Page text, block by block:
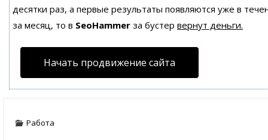
десятки раз, а первые результаты появляются уже в
за месяц, то в SeoHammer за бустер вернут деньги.
Начать продвижение сайта
Работа